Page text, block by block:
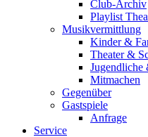
Club-Archiv
Playlist
Musikvermittlung
Kinder &
Theater &
Jugendliche
Mitmachen
Gegenüber
Gastspiele
Anfrage
Service